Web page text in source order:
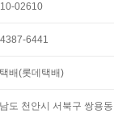
학교 선생님(조력
가던 웨스 앤더
02610
6441
배(롯데택배)
도 천안시 서북구 쌍용